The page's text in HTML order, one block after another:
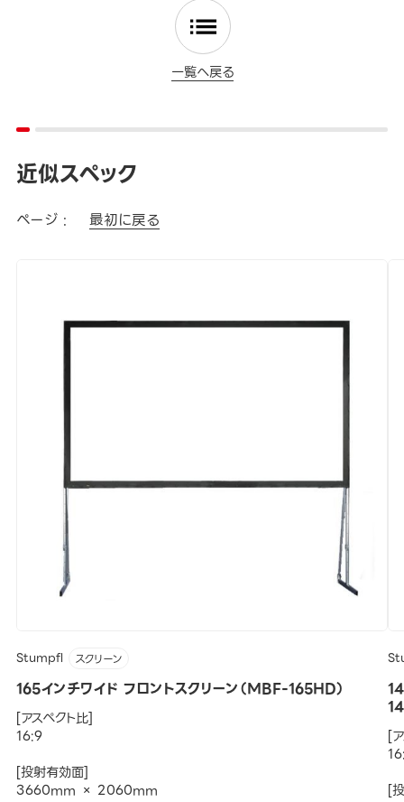
一覧へ戻る
近似スペック
ページ : 最初に戻る
Stumpfl スクリーン
165インチワイド フロントスクリーン（MBF-165HD）
[アスペクト比]
16:9
[投射有効面]
3660mm × 2060mm
[
[